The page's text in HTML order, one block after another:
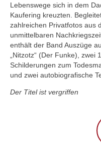
Lebenswege sich in dem
Kaufering kreuzten.
zahlreichen Privatfotos aus
unmittelbaren
enthält der Band Auszüge
„Nitzotz“ (Der Funke),
Schilderungen zum
und zwei autobiografische
Der Titel ist vergriffen